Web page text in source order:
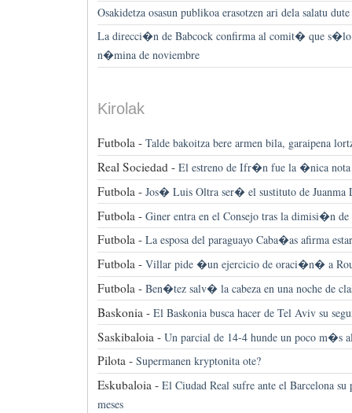
Osakidetza osasun publikoa erasotzen ari dela salatu dute
La direcci�n de Babcock confirma al comit� que s�lo
n�mina de noviembre
Kirolak
Futbola - Talde bakoitza bere armen bila, garaipena
Real Sociedad - El estreno de Ifr�n fue la �nica nota
Futbola - Jos� Luis Oltra ser� el sustituto de
Futbola - Giner entra en el Consejo tras la dimisi�n de
Futbola - La esposa del paraguayo Caba�as afirma
Futbola - Villar pide �un ejercicio de oraci�n� a
Futbola - Ben�tez salv� la cabeza en una noche de
Baskonia - El Baskonia busca hacer de Tel Aviv su
Saskibaloia - Un parcial de 14-4 hunde un poco m�s
Pilota - Supermanen kryptonita ote?
Eskubaloia - El Ciudad Real sufre ante el Barcelona
meses